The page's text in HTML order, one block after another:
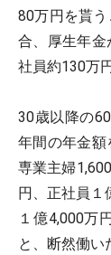
80万円を貰
合、厚生年金
社員約130万
30歳以降の
年間の年金額
専業主婦
円、正社員１
１億4,000万
と、断然働い